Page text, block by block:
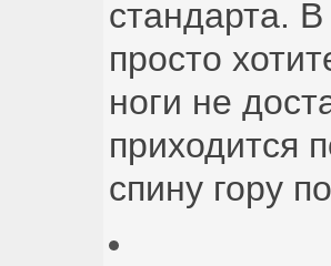
стандарта.
просто
ноги не
приходится
спину гору